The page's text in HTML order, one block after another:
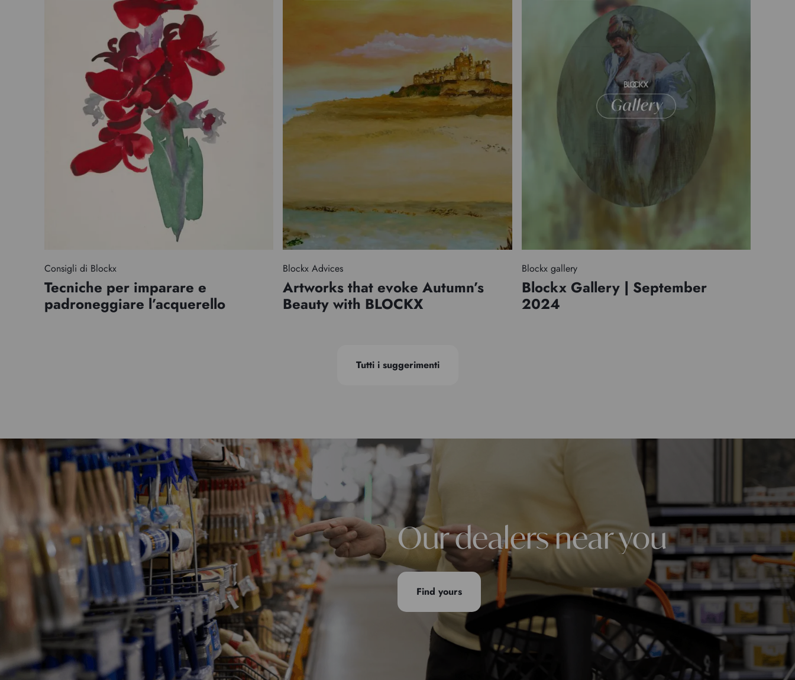
Consigli di Blockx
Tecniche per imparare e
padroneggiare l’acquerello
Blockx Advices
Artworks that evoke Autumn’s
Beauty with BLOCKX
Blockx gallery
Blockx Gallery | September
2024
Tutti i suggerimenti
Our dealers near you
Find yours